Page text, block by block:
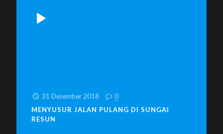
31 Desember 2018
0
MENYUSUR JALAN PULANG DI SUNGAI
RESUN